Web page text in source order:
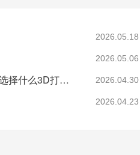
2026.05.18
2026.05.06
户外运动产品想要紧固耐冲击耐腐蚀！选择什么3D打印材料与工艺？ 2026.04.30
2026.04.23